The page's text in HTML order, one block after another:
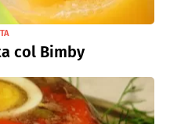
col Bimby